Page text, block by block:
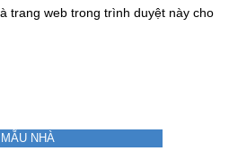
trang web trong trình duyệt này cho
MẪU NHÀ